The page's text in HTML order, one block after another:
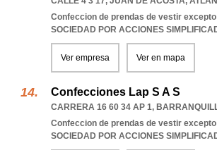
Confeccion de prendas de vestir excepto
SOCIEDAD POR ACCIONES
Ver empresa Ver en mapa
Confecciones Lap S A S
CARRERA 16 60 34 AP 1,
Confeccion de prendas de vestir excepto
SOCIEDAD POR ACCIONES